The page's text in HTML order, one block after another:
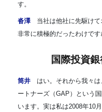
す。
沓澤当社は他社に先駆けて
非常に積極的だったわけです
国際投資
筒井 はい。それから我々は
ートナーズ（GAP）という
います。実は私は2008年10